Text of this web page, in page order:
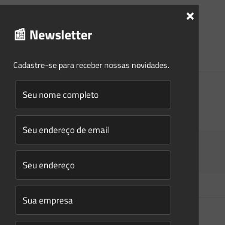
📰 Newsletter
Cadastre-se para receber nossas novidades.
×